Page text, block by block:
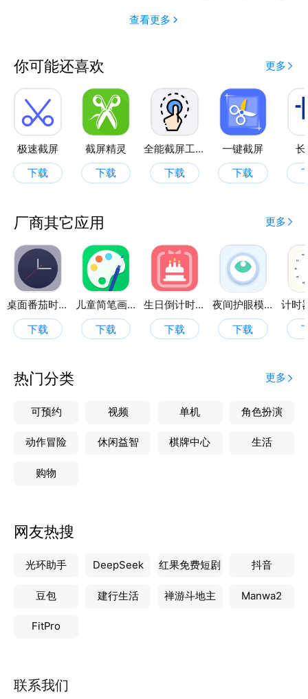
查看更多
你可能还喜欢 更多
极速截屏
下载
截屏精灵
下载
全能截屏工具箱
下载
一键截屏
下载
厂商其它应用 更多
桌面番茄时钟
下载
儿童简笔画画板
下载
生日倒计时管家
下载
夜间护眼模式
下载
计时
热门分类 更多
可预约 视频 单机 角色扮演
动作冒险 休闲益智 棋牌中心 生活
购物
网友热搜
光环助手 DeepSeek 红果免费短剧 抖音
豆包 建行生活 禅游斗地主 Manwa2
FitPro
联系我们